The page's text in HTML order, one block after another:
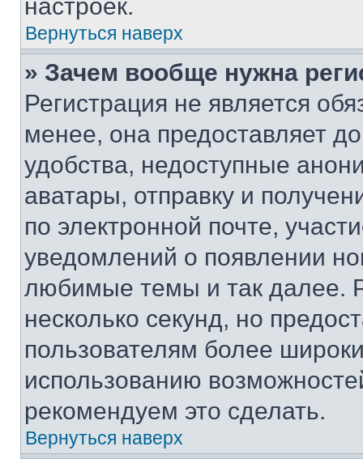
настроек.
Вернуться наверх
» Зачем вообще нужна
Регистрация не является
менее, она предоставляет
удобства, недоступные
аватары, отправку и
по электронной почте,
уведомлений о появлении
любимые темы и так далее.
несколько секунд, но
пользователям более
использованию
рекомендуем это сделать.
Вернуться наверх